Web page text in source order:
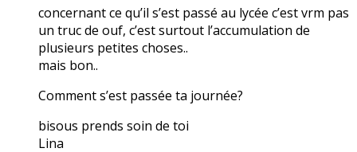
concernant ce qu’il s’est passé au lycée c’est vrm pas
un truc de ouf, c’est surtout l’accumulation de
plusieurs petites choses..
mais bon..
Comment s’est passée ta journée?
bisous prends soin de toi
Lina